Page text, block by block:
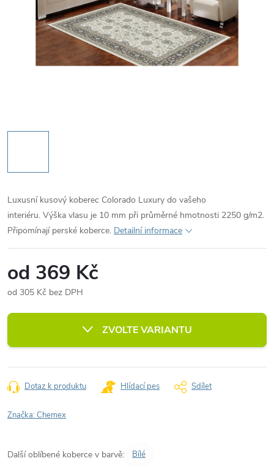
Luxusní kusový koberec Colorado Luxury do vašeho
interiéru. Výška vlasu je 10 mm při průměrné hmotnosti 2250 g/m2.
Připomínají perské koberce. Detailní informace
od 369 Kč
od 305 Kč bez DPH
cena:
ZVOLTE VARIANTU
Dotaz k produktu Hlídací pes Sdílet
Značka:Chemex
Další oblíbené koberce v barvě: Bílé